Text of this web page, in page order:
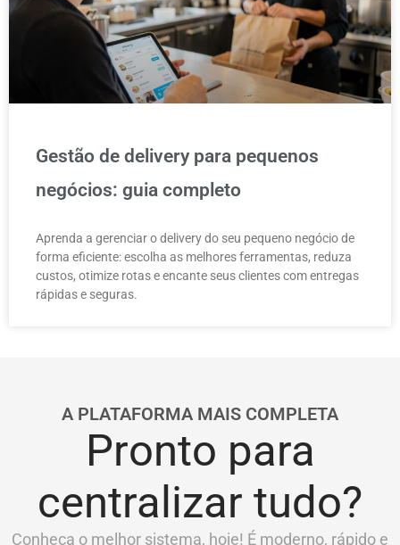
Gestão de delivery para pequenos
negócios: guia completo
Aprenda a gerenciar o delivery do seu pequeno negócio de
forma eficiente: escolha as melhores ferramentas, reduza
custos, otimize rotas e encante seus clientes com entregas
rápidas e seguras.
A PLATAFORMA MAIS COMPLETA
Pronto para
centralizar tudo?
Conheça o melhor sistema, hoje! É moderno, rápido e